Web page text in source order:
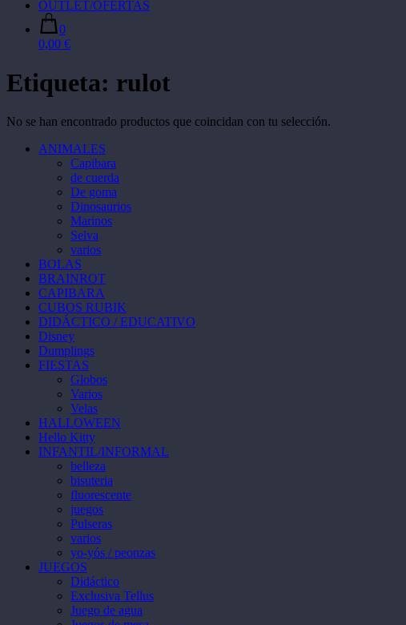
OUTLET/OFERTAS
0
0,00 €
Etiqueta: rulot
No se han encontrado productos que coincidan con tu selección.
ANIMALES
Capibara
de cuerda
De goma
Dinosaurios
Marinos
Selva
varios
BOLAS
BRAINROT
CAPIBARA
CUBOS RUBIK
DIDÁCTICO / EDUCATIVO
Disney
Dumplings
FIESTAS
Globos
Varios
Velas
HALLOWEEN
Hello Kitty
INFANTIL/INFORMAL
belleza
bisuteria
fluorescente
juegos
Pulseras
varios
yo-yós / peonzas
JUEGOS
Didáctico
Exclusiva Tellus
Juego de agua